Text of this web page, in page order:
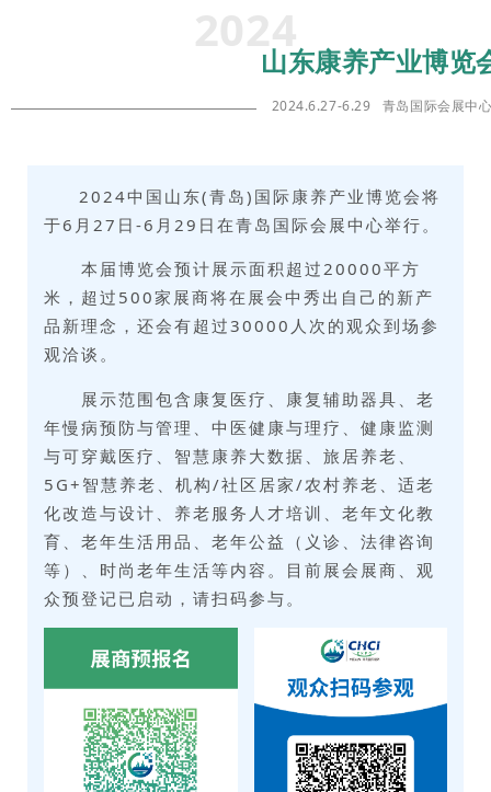
山东康养产业博览
2024.6.27-6.29 青岛国际会展中
2024中国山东(青岛)国际康养产业博览会将
于6月27日-6月29日在青岛国际会展中心举行。
本届博览会预计展示面积超过20000平方
米，超过500家展商将在展会中秀出自己的新产
品新理念，还会有超过30000人次的观众到场参
观洽谈。
展示范围包含康复医疗、康复辅助器具、老
年慢病预防与管理、中医健康与理疗、健康监测
与可穿戴医疗、智慧康养大数据、旅居养老、
5G+智慧养老、机构/社区居家/农村养老、适老
化改造与设计、养老服务人才培训、老年文化教
育、老年生活用品、老年公益（义诊、法律咨询
等）、时尚老年生活等内容。目前展会展商、观
众预登记已启动，请扫码参与。